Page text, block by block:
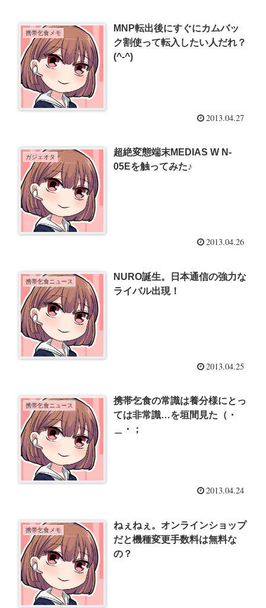
携帯乞食メモ
MNP転出後にすぐにカムバッ
ク割使って転入したい人だれ？
(^-^)
2013.04.27
ガジェオタ
超絶変態端末MEDIAS W N-
05Eを触ってみた♪
2013.04.26
携帯乞食ニュース
NURO誕生。日本通信の強力な
ライバル出現！
2013.04.25
携帯乞食ニュース
携帯乞食の常識は養分様にとっ
ては非常識…を垣間見た（・
＿・；
2013.04.24
携帯乞食メモ
ねぇねぇ。オンラインショップ
だと機種変更手数料は無料な
の？